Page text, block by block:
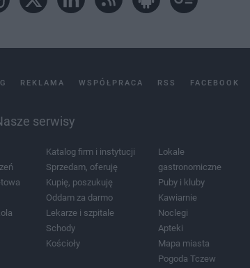
REKLAMA WSPÓŁPRACA RSS FACEBOOK
serwisy
Katalog firm i instytucji
Sprzedam, oferuję
Kupię, poszukuję
Oddam za darmo
Lekarze i szpitale
Schody
Kościoły
Lokale
gastronomiczne
Puby i kluby
Kawiarnie
Noclegi
Apteki
Mapa miasta
Pogoda Tczew